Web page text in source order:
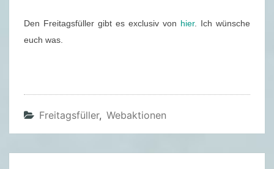
Den Freitagsfüller gibt es exclusiv von hier. Ich wünsche
euch was.
Freitagsfüller, Webaktionen